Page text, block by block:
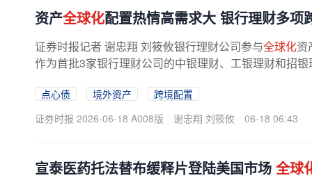
资产全球化配置热情高需求大 银行理财多项
证券时报记者 谢忠翔 刘筱攸银行理财公司参与全球化资
作为首批3家银行理财公司的中银理财、工银理财和招
点心债 境外资产
跨境配置
证券时报 2026-06-18 A008版
谢忠翔 刘筱攸 06-18 06:43
宣泰医药托法替布缓释片登陆美国市场 全球